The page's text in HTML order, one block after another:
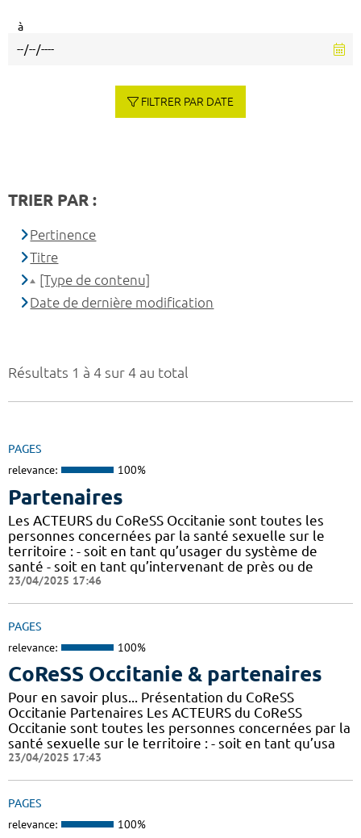
Résultats 1 à 4 sur 4 au total
PAGES
relevance: 100%
Partenaires
Les ACTEURS du CoReSS Occitanie sont toutes les
personnes concernées par la santé sexuelle sur le
territoire : - soit en tant qu’usager du système de
santé - soit en tant qu’intervenant de près ou de
23/04/2025 17:46
PAGES
relevance: 100%
CoReSS Occitanie & partenaires
Pour en savoir plus... Présentation du CoReSS
Occitanie Partenaires Les ACTEURS du CoReSS
Occitanie sont toutes les personnes concernées par la
santé sexuelle sur le territoire : - soit en tant qu’usa
23/04/2025 17:43
PAGES
relevance: 100%
à
FILTRER PAR DATE
TRIER PAR :
Pertinence
Titre
[Type de contenu]
Date de dernière modification